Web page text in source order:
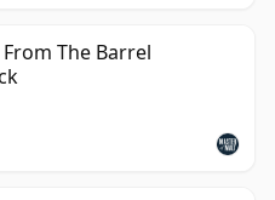
The Barrel